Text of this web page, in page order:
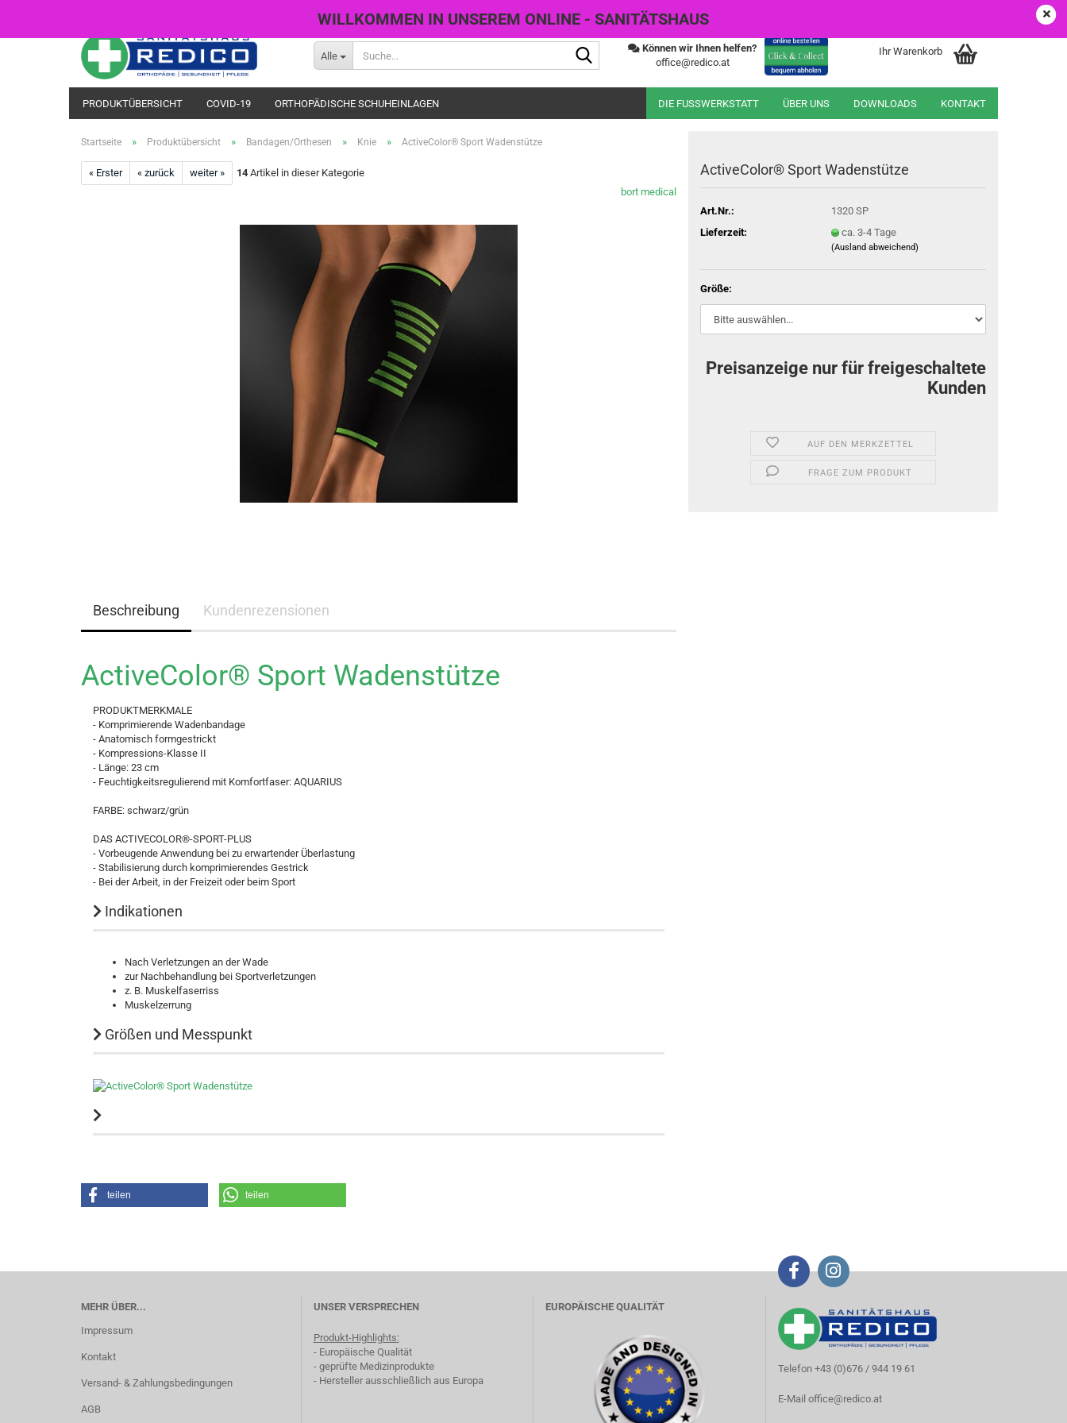
Alle
Suche...
Können wir Ihnen helfen?
office@redico.at
Ihr Warenkorb
WILLKOMMEN IN UNSEREM ONLINE - SANITÄTSHAUS
PRODUKTÜBERSICHT COVID-19 ORTHOPÄDISCHE SCHUHEINLAGEN DIE FUSSWERKSTATT ÜBER UNS DOWNLOADS KONTAKT
Startseite » Produktübersicht » Bandagen/Orthesen » Knie » ActiveColor® Sport Wadenstütze
« Erster « zurück weiter » 14 Artikel in dieser Kategorie
bort medical
ActiveColor® Sport Wadenstütze
Art.Nr.:
1320 SP
Lieferzeit:
ca. 3-4 Tage
(Ausland abweichend)
Größe:
Preisanzeige nur für freigeschaltete
Kunden
AUF DEN MERKZETTEL
FRAGE ZUM PRODUKT
Beschreibung Kundenrezensionen
ActiveColor® Sport Wadenstütze
PRODUKTMERKMALE
- Komprimierende Wadenbandage
- Anatomisch formgestrickt
- Kompressions-Klasse II
- Länge: 23 cm
- Feuchtigkeitsregulierend mit Komfortfaser: AQUARIUS
FARBE: schwarz/grün
DAS ACTIVECOLOR®-SPORT-PLUS
- Vorbeugende Anwendung bei zu erwartender Überlastung
- Stabilisierung durch komprimierendes Gestrick
- Bei der Arbeit, in der Freizeit oder beim Sport
Indikationen
Nach Verletzungen an der Wade
zur Nachbehandlung bei Sportverletzungen
z. B. Muskelfaserriss
Muskelzerrung
Größen und Messpunkt
teilen teilen
MEHR ÜBER...
Impressum
Kontakt
Versand- & Zahlungsbedingungen
AGB
UNSER VERSPRECHEN
Produkt-Highlights:
- Europäische Qualität
- geprüfte Medizinprodukte
- Hersteller ausschließlich aus Europa
EUROPÄISCHE QUALITÄT
Telefon +43 (0)676 / 944 19 61
E-Mail office@redico.at